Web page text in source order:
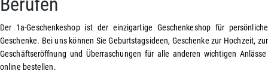
Der 1a-Geschenkeshop ist der einzigartige Geschenkeshop für persönliche
Geschenke. Bei uns können SieGeburtstagsideen, Geschenke zur Hochzeit, zur
Geschäftseröffnung und Überraschungen für alle anderen wichtigen Anlässe
online bestellen.